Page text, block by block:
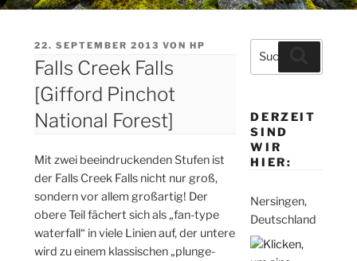
VERÖFFENTLICHT
22. SEPTEMBER 2013 VONHP
Falls Creek Falls
[Gifford Pinchot
National Forest]
Mit zwei beeindruckenden Stufen ist
der Falls Creek Falls nicht nur groß,
sondern vor allem großartig! Der
obere Teil fächert sich als „fan-type
waterfall“ in viele Linien auf, der untere
wird zu einem klassischen „plunge-
Suche
nach:
DERZEIT
SIND
WIR
HIER:
Nersingen,
Deutschland